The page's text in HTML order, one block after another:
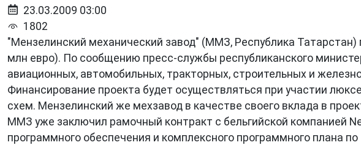
23.03.2009 03:00
1802
"Мензелинский механический завод" (ММЗ, Республика Татарстан)
млн евро). По сообщению пресс-службы республиканского
авиационных, автомобильных, тракторных, строительных и
Финансирование проекта будет осуществляться при участии
схем. Мензелинский же мехзавод в качестве своего вклада в
ММЗ уже заключил рамочный контракт с бельгийской компанией
программного обеспечения и комплексного программного плана